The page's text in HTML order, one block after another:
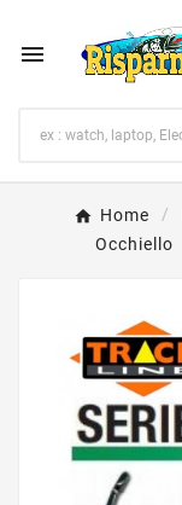

Home
Occhiello